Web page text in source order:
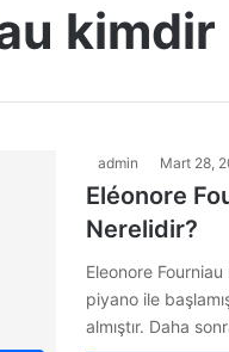
admin Mart 28,
Eléonore
Nerelidir?
Eleonore
piyano ile
almıştır. Daha